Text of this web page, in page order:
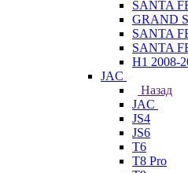
SANTA
GRAND
SANTA
SANTA
H1 2008-
JAC
Назад
JAC
JS4
JS6
T6
T8 Pro